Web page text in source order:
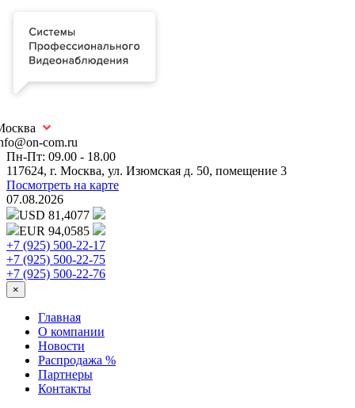
com.ru
Пн-Пт: 09.00 - 18.00
117624, г. Москва, ул. Изюмская д. 50, помещение 3
Посмотреть на карте
07.08.2026
USD 81,4077
EUR 94,0585
+7 (925) 500-22-17
+7 (925) 500-22-75
+7 (925) 500-22-76
×
Главная
О компании
Новости
Распродажа %
Партнеры
Контакты